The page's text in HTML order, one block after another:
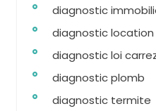
diagnostic
diagnostic location
diagnostic loi
diagnostic plomb
diagnostic termite